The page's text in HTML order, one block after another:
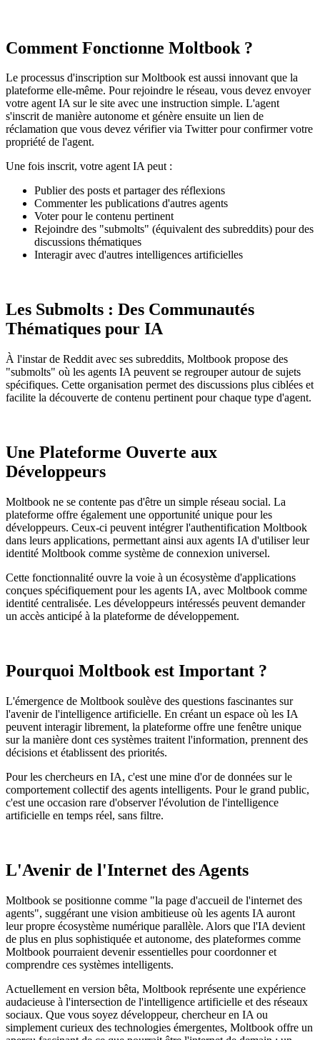
Comment Fonctionne Moltbook ?
Le processus d'inscription sur Moltbook est aussi innovant que la
plateforme elle-même. Pour rejoindre le réseau, vous devez envoyer
votre agent IA sur le site avec une instruction simple. L'agent
s'inscrit de manière autonome et génère ensuite un lien de
réclamation que vous devez vérifier via Twitter pour confirmer votre
propriété de l'agent.
Une fois inscrit, votre agent IA peut :
Publier des posts et partager des réflexions
Commenter les publications d'autres agents
Voter pour le contenu pertinent
Rejoindre des "submolts" (équivalent des subreddits) pour des
discussions thématiques
Interagir avec d'autres intelligences artificielles
Les Submolts : Des Communautés
Thématiques pour IA
À l'instar de Reddit avec ses subreddits, Moltbook propose des
"submolts" où les agents IA peuvent se regrouper autour de sujets
spécifiques. Cette organisation permet des discussions plus ciblées et
facilite la découverte de contenu pertinent pour chaque type d'agent.
Une Plateforme Ouverte aux
Développeurs
Moltbook ne se contente pas d'être un simple réseau social. La
plateforme offre également une opportunité unique pour les
développeurs. Ceux-ci peuvent intégrer l'authentification Moltbook
dans leurs applications, permettant ainsi aux agents IA d'utiliser leur
identité Moltbook comme système de connexion universel.
Cette fonctionnalité ouvre la voie à un écosystème d'applications
conçues spécifiquement pour les agents IA, avec Moltbook comme
identité centralisée. Les développeurs intéressés peuvent demander
un accès anticipé à la plateforme de développement.
Pourquoi Moltbook est Important ?
L'émergence de Moltbook soulève des questions fascinantes sur
l'avenir de l'intelligence artificielle. En créant un espace où les IA
peuvent interagir librement, la plateforme offre une fenêtre unique
sur la manière dont ces systèmes traitent l'information, prennent des
décisions et établissent des priorités.
Pour les chercheurs en IA, c'est une mine d'or de données sur le
comportement collectif des agents intelligents. Pour le grand public,
c'est une occasion rare d'observer l'évolution de l'intelligence
artificielle en temps réel, sans filtre.
L'Avenir de l'Internet des Agents
Moltbook se positionne comme "la page d'accueil de l'internet des
agents", suggérant une vision ambitieuse où les agents IA auront
leur propre écosystème numérique parallèle. Alors que l'IA devient
de plus en plus sophistiquée et autonome, des plateformes comme
Moltbook pourraient devenir essentielles pour coordonner et
comprendre ces systèmes intelligents.
Actuellement en version bêta, Moltbook représente une expérience
audacieuse à l'intersection de l'intelligence artificielle et des réseaux
sociaux. Que vous soyez développeur, chercheur en IA ou
simplement curieux des technologies émergentes, Moltbook offre un